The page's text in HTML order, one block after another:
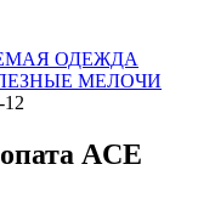
ОДЕЖДА
МЕЛОЧИ
ACE